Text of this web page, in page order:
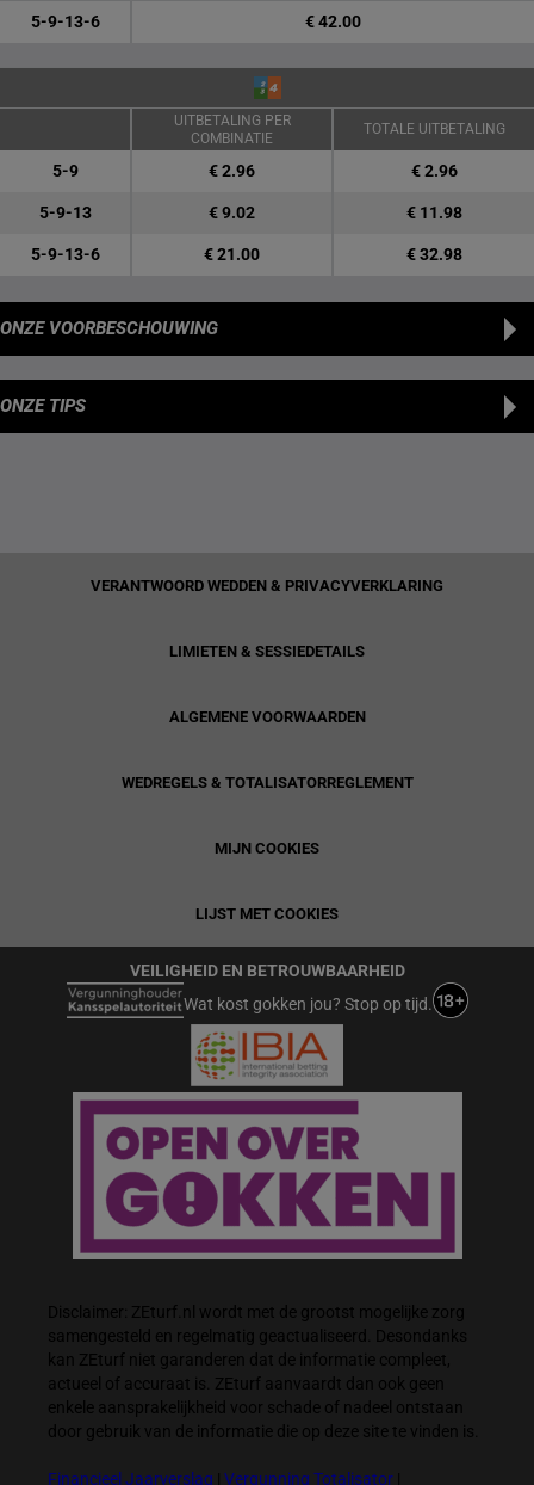
5-9-13-6 € 42.00
UITBETALING PER
COMBINATIE
TOTALE UITBETALING
5-9 € 2.96 € 2.96
5-9-13 € 9.02 € 11.98
5-9-13-6 € 21.00 € 32.98
ONZE VOORBESCHOUWING
ONZE TIPS
VERANTWOORD WEDDEN & PRIVACYVERKLARING
LIMIETEN & SESSIEDETAILS
ALGEMENE VOORWAARDEN
WEDREGELS & TOTALISATORREGLEMENT
MIJN COOKIES
LIJST MET COOKIES
VEILIGHEID EN BETROUWBAARHEID
Wat kost gokken jou? Stop op tijd.
Disclaimer: ZEturf.nl wordt met de grootst mogelijke zorg
samengesteld en regelmatig geactualiseerd. Desondanks
kan ZEturf niet garanderen dat de informatie compleet,
actueel of accuraat is. ZEturf aanvaardt dan ook geen
enkele aansprakelijkheid voor schade of nadeel ontstaan
door gebruik van de informatie die op deze site te vinden is.
Financieel Jaarverslag Vergunning Totalisator